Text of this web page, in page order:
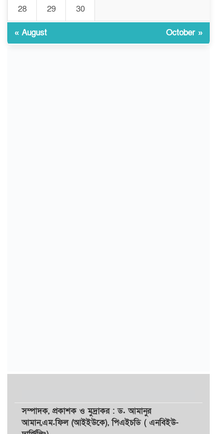
৯
দেখে বিএসএফের রাবার বুলেট,
28 29 30
« August October »
সম্পাদক, প্রকাশকওমুদ্রাকর: ড. আমানুর
আমান,এম.ফিল (আইইউকে), পিএইচডি ( এনবিইউ-